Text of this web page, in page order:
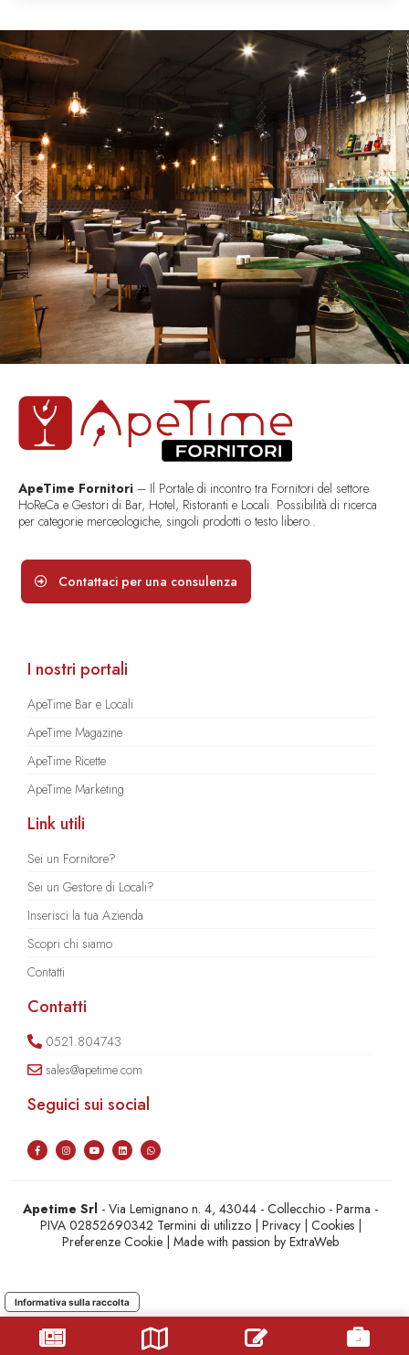
ApeTime Fornitori – Il Portale di incontro tra Fornitori del settore
HoReCa e Gestori di Bar, Hotel, Ristoranti e Locali. Possibilità di ricerca
per categorie merceologiche, singoli prodotti o testo libero..
Contattaci per una consulenza
I nostri portali
ApeTime Bar e Locali
ApeTime Magazine
ApeTime Ricette
ApeTime Marketing
Link utili
Sei un Fornitore?
Sei un Gestore di Locali?
Inserisci la tua Azienda
Scopri chi siamo
Contatti
Contatti
0521.804743
sales@apetime.com
Seguici sui social
Apetime Srl - Via Lemignano n. 4, 43044 - Collecchio - Parma -
PIVA 02852690342 Termini di utilizzo| Privacy| Cookies|
Preferenze Cookie | Made with passion byExtraWeb
Informativa sulla raccolta